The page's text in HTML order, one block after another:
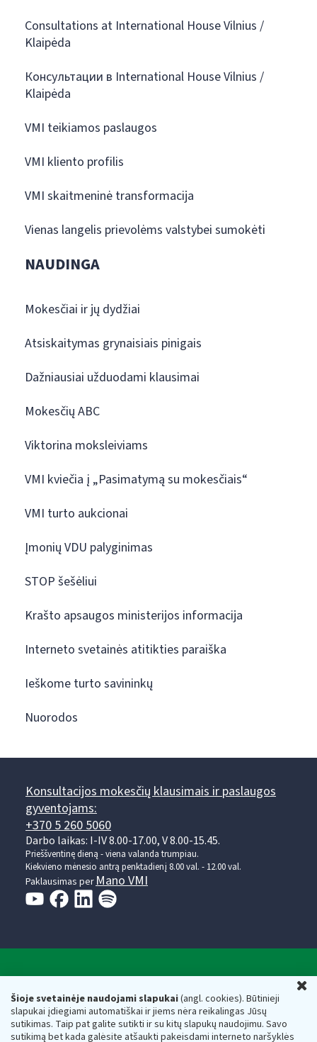
Šioje svetainėje naudojami slapukai(angl. cookies). Būtinieji
slapukai įdiegiami automatiškai ir jiems nėra reikalingas Jūsų
sutikimas. Taip pat galite sutikti ir su kitų slapukų naudojimu. Savo
sutikimą bet kada galėsite atšaukti pakeisdami interneto naršyklės
Consultations at International House Vilnius /
Klaipėda
Консультации в International House Vilnius /
Klaipėda
VMI teikiamos paslaugos
VMI kliento profilis
VMI skaitmeninė transformacija
Vienas langelis prievolėms valstybei sumokėti
NAUDINGA
Mokesčiai ir jų dydžiai
Atsiskaitymas grynaisiais pinigais
Dažniausiai užduodami klausimai
Mokesčių ABC
Viktorina moksleiviams
VMI kviečia į „Pasimatymą su mokesčiais“
VMI turto aukcionai
Įmonių VDU palyginimas
STOP šešėliui
Krašto apsaugos ministerijos informacija
Interneto svetainės atitikties paraiška
Ieškome turto savininkų
Nuorodos
Konsultacijos mokesčių klausimais ir paslaugos
gyventojams:
+370 5 260 5060
Darbo laikas: I-IV 8.00-17.00, V 8.00-15.45.
Prieššventinę dieną - viena valanda trumpiau.
Kiekvieno mėnesio antrą penktadienį 8.00 val. - 12.00 val.
Paklausimas per Mano VMI
Respublikos finansų ministerijos
Biudžetinė įstaiga. Juridinio asmens kodas — 188659752,
adresas: Vasario 16-osios g. 14, 01107 Vilnius, Lietuva, el.paštas: